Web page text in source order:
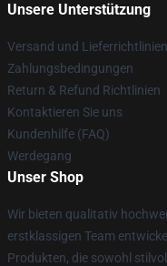
Unsere Unterstützung
Versand und Lieferrichtlinien
Zahlungsbedingungen
Return & Refund Richtlinien
Kontaktieren Sie uns
Kundenhilfe (FAQ)
Werdegang
Unser Shop
Wir bieten qualitativ
erstklassigen Team
Produkten, die sowohl